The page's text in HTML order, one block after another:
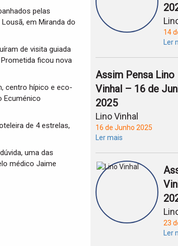
pelas
em Miranda do
de visita guiada
ficou nova
centro hípico e eco-
Ecuménico
de 4 estrelas,
uma das
médico Jaime
14
Ler
Assim Pensa Lino
Vinhal – 16 de
2025
Lino Vinhal
16 de Junho 2025
Ler mais
23
Ler